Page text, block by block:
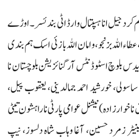
کرد جیل انا ہسپتال وارڈ اٹی بند ئسر۔ اوڑے
بزنجو، و امان اللہ بازئی اسک ہم بندی
بلوچ اسٹوڈنٹس آرگنائزیشن بلوچستان نا
خورشید احمد جمالدینی، یعقوب پیل،
خوارزادہ) نیشنل عوامی پارٹی نا راہشون تیٹی
زمرد حسین، آغا وہاب شاہ دلسوز، نیپ